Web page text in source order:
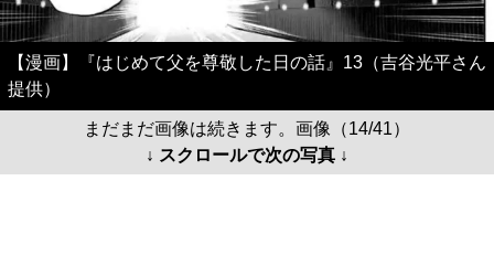
【漫画】『はじめて父を尊敬した日の話』13（吉谷光平さん
提供）
まだまだ画像は続きます。画像（14/41）
↓ スクロールで次の写真 ↓